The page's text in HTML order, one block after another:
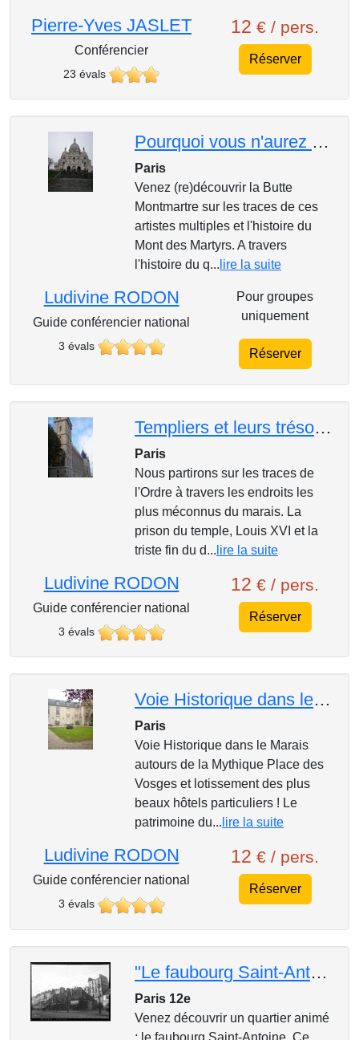
Pierre-Yves JASLET
Conférencier
23 évals
12 € / pers.
Réserver
Pourquoi vous n'aurez vraiment été heureux qu'à Montmartre !
Paris
Venez (re)découvrir la Butte
Montmartre sur les traces de ces
artistes multiples et l'histoire du
Mont des Martyrs. A travers
l'histoire du q... lire la suite
Ludivine RODON
Guide conférencier national
3 évals
Pour groupes
uniquement
Réserver
Templiers et leurs trésors ...
Paris
Nous partirons sur les traces de
l'Ordre à travers les endroits les
plus méconnus du marais. La
prison du temple, Louis XVI et la
triste fin du d... lire la suite
Ludivine RODON
Guide conférencier national
3 évals
12 € / pers.
Réserver
Voie Historique dans le Marais autours de la Mythique Place des Vosges
Paris
Voie Historique dans le Marais
autours de la Mythique Place des
Vosges et lotissement des plus
beaux hôtels particuliers ! Le
patrimoine du... lire la suite
Ludivine RODON
Guide conférencier national
3 évals
12 € / pers.
Réserver
"Le faubourg Saint-Antoine, des nonnes aux artisans"
Paris 12e
Venez découvrir un quartier animé
: le faubourg Saint-Antoine. Ce